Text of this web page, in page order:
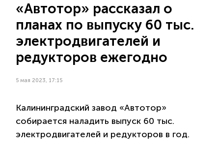
«Автотор» рассказал о
планах по выпуску 60 тыс.
электродвигателей и
редукторов ежегодно
5 мая 2023, 17:15
Калининградский завод «Автотор»
собирается наладить выпуск 60 тыс.
электродвигателей и редукторов в год.